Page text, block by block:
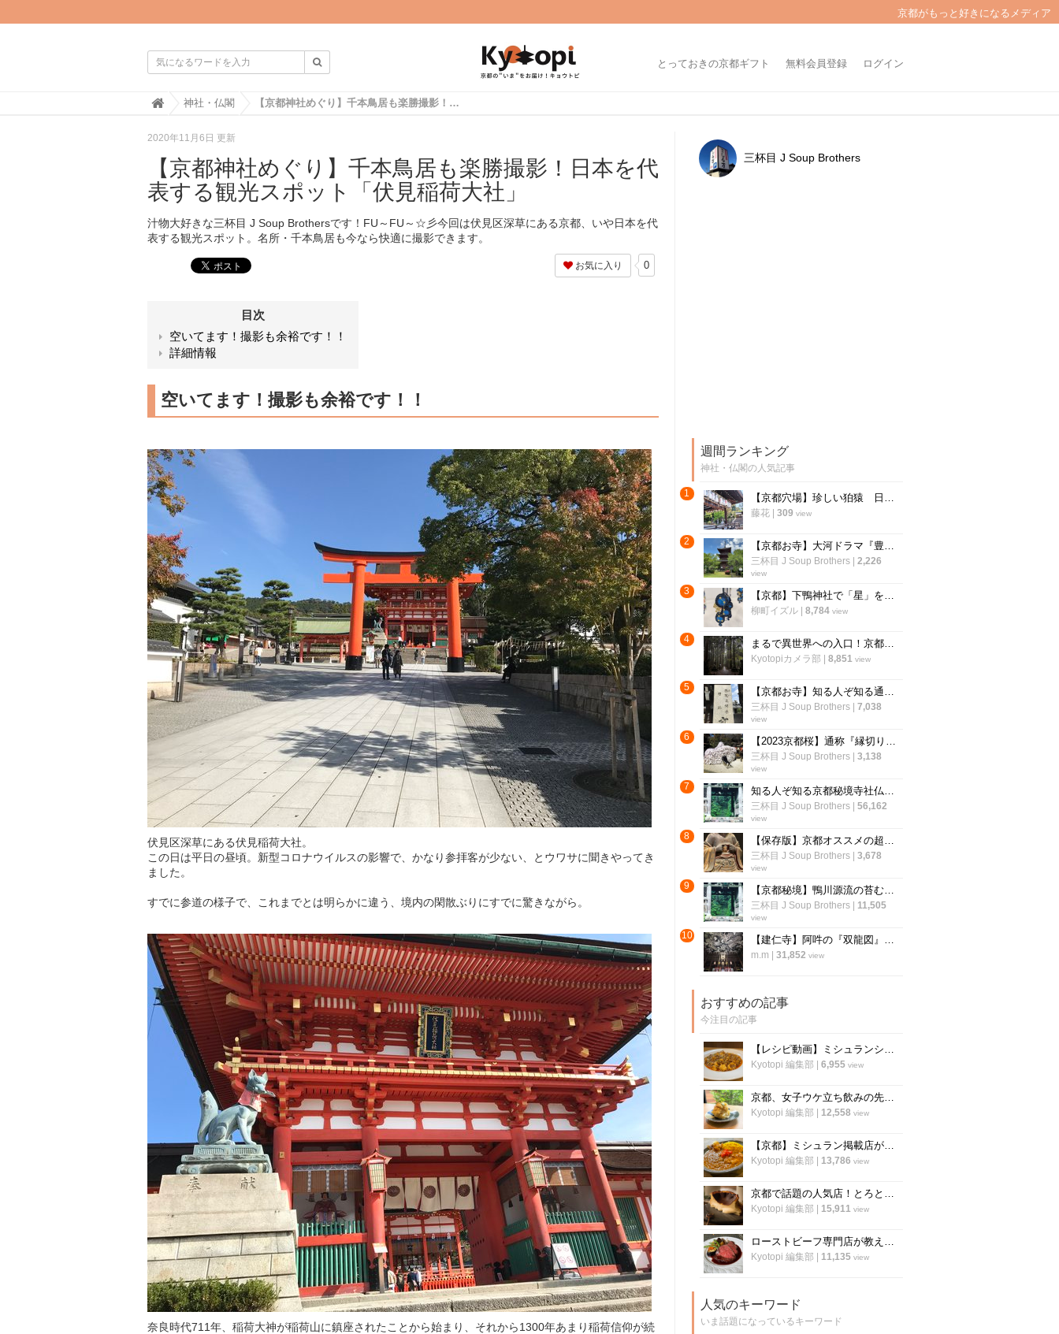
京都がもっと好きになるメディア
とっておきの京都ギフト 無料会員登録 ログイン
H
e
神社・仏閣 【京都神社めぐり】千本鳥居も楽勝撮影！日本を代表する観光スポット「伏見稲荷大社」
2020年11月6日 更新
【京都神社めぐり】千本鳥居も楽勝撮影！日本を代
表する観光スポット「伏見稲荷大社」
汁物大好きな三杯目 J Soup Brothersです！FU～FU～☆彡今回は伏見区深草にある京都、いや日本を代
表する観光スポット。名所・千本鳥居も今なら快適に撮影できます。
お気に入り 0
目次
空いてます！撮影も余裕です！！
詳細情報
空いてます！撮影も余裕です！！
伏見区深草にある伏見稲荷大社。
この日は平日の昼頃。新型コロナウイルスの影響で、かなり参拝客が少ない、とウワサに聞きやってき
ました。
すでに参道の様子で、これまでとは明らかに違う、境内の閑散ぶりにすでに驚きながら。
奈良時代711年、稲荷大神が稲荷山に鎮座されたことから始まり、それから1300年あまり稲荷信仰が続
三杯目 J Soup Brothers
週間ランキング
神社・仏閣の人気記事
1 【京都穴場】珍しい狛猿 日吉山王七神をお祀りする「新日吉神宮」
藤花| 309 view
2 【京都お寺】大河ドラマ『豊臣兄弟』で注目☆秀吉が一夜で三重塔建立の通称“宝寺”「宝積寺」
三杯目 J Soup Brothers| 2,226
view
3 【京都】下鴨神社で「星」をモチーフにした「四季守」が限定授与
柳町イズル| 8,784 view
4 まるで異世界への入口！京都の穴場パワースポット「賀茂神社」【京北町】
Kyotopiカメラ部 8,851 view
5 【京都お寺】知る人ぞ知る通称『賽（さい）の河原』で知られる西院立地「高山寺」
三杯目 J Soup Brothers| 7,038
view
6 【2023京都桜】通称『縁切り神社』は行列必至☆参道の桜はまだつぼみ「安井金比羅宮」
三杯目 J Soup Brothers| 3,138
view
7 知る人ぞ知る京都秘境寺社仏閣☆ジブリ映画モデル～“日本のピラミッド”禁足地【厳選６か所】
三杯目 J Soup Brothers| 56,162
view
8 【保存版】京都オススメの超マニアック仏像☆開胸から釈迦顔～口から小仏像【厳選５件】
三杯目 J Soup Brothers| 3,678
view
9 【京都秘境】鴨川源流の苔むした霊場☆ジブリ映画『もののけ姫』モデル寺院「志明院」
三杯目 J Soup Brothers| 11,505
view
10 【建仁寺】阿吽の『双龍図』は圧巻の迫力！一見の価値あり♪【京都 祇園】
m.m 31,852 view
おすすめの記事
今注目の記事
【レシピ動画】ミシュランシェフ直伝レシピ！絶品、麻婆豆腐の作り方『中国料理 菜格』
Kyotopi 編集部 6,955 view
京都、女子ウケ立ち飲みの先駆者「すいば」の人気メニュー『ポテトサラダ』の作り方
Kyotopi 編集部 12,558 view
【京都】ミシュラン掲載店がスパイスカレーのレシピ公開！カレー専門店「カレープラント」スパイスカレーのレシピ公開！
Kyotopi 編集部 13,786 view
京都で話題の人気店！とろとろ濃厚バスクチーズケーキの作り方〜「フォーチュンガーデン京都」
Kyotopi 編集部 15,911 view
ローストビーフ専門店が教える、ローストビーフの作り方のすべて「ローストビーフの店 watanabe」
Kyotopi 編集部 11,135 view
人気のキーワード
いま話題になっているキーワード